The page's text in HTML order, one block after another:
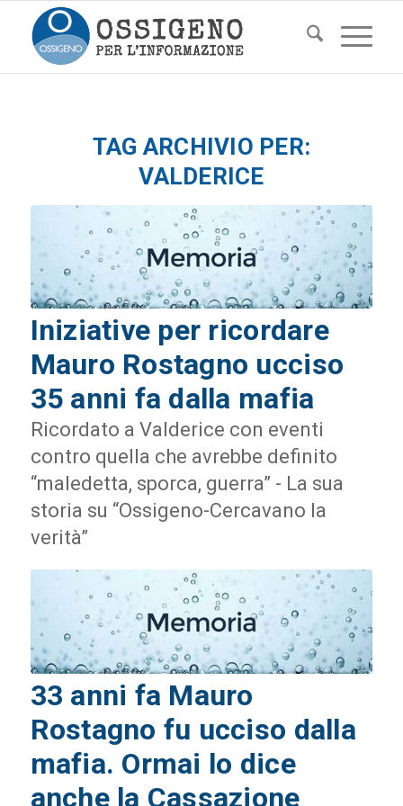
TAG ARCHIVIO PER:
VALDERICE
Iniziative per ricordare
Mauro Rostagno ucciso
35 anni fa dalla mafia
Ricordato a Valderice con eventi
contro quella che avrebbe definito
“maledetta, sporca, guerra” - La sua
storia su “Ossigeno-Cercavano la
verità”
33 anni fa Mauro
Rostagno fu ucciso dalla
mafia. Ormai lo dice
anche la Cassazione